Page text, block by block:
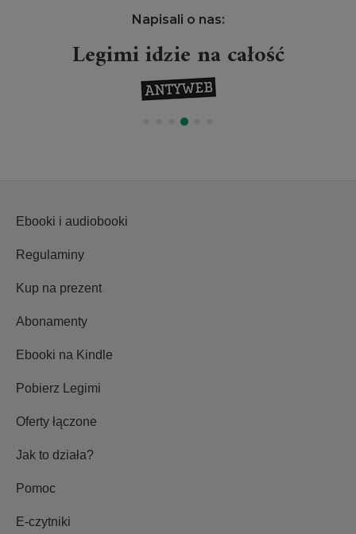
Napisali o nas:
Legimi idzie na całość
Ebooki i audiobooki
Regulaminy
Kup na prezent
Abonamenty
Ebooki na Kindle
Pobierz Legimi
Oferty łączone
Jak to działa?
Pomoc
E-czytniki